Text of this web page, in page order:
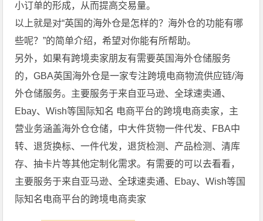
小订单的形成，从而提高交易量。
以上就是对“英国的海外仓是怎样的？海外仓的功能有哪
些呢？”的简单介绍，希望对你能有所帮助。
另外，如果有跨境卖家朋友有需要英国海外仓储服务
的，GBA英国海外仓是一家专注跨境电商物流供应链/海
外仓储服务。主要服务于来自亚马逊、全球速卖通、
Ebay、Wish等国际知名 电商平台的跨境电商卖家，主
营业务涵盖海外仓仓储，中大件货物一件代发、FBA中
转、退货换标、一件代发，退货检测、产品检测、清库
存、抽卡片等其他定制化需求。有需要的可以去看看，
主要服务于来自亚马逊、全球速卖通、Ebay、Wish等国
际知名电商平台的跨境电商卖家